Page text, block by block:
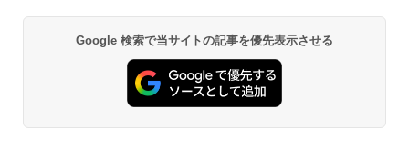
【公式】ブタメン とんこつ味 35g×15個
麺 小腹 インスタント アウトドアにも ロ
ーリングストック 大人買い おやつカン
パニー
￥1,288
シャープ 過熱水蒸気 オーブンレンジ 26
L コンベクション 2段調理 ホワイト RE-
SS26B-W
￥32,800
Google 検索で当サイトの記事を優先表示させる